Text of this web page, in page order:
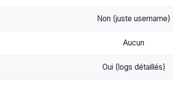
Non (juste username)
Aucun
Oui (logs détaillés)